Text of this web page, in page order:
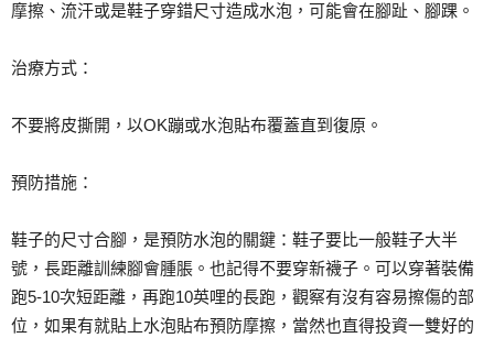
摩擦、流汗或是鞋子穿錯尺寸造成水泡，可能會在腳趾、腳踝。
治療方式：
不要將皮撕開，以OK蹦或水泡貼布覆蓋直到復原。
預防措施：
鞋子的尺寸合腳，是預防水泡的關鍵：鞋子要比一般鞋子大半
號，長距離訓練腳會腫脹。也記得不要穿新襪子。可以穿著裝備
跑5-10次短距離，再跑10英哩的長跑，觀察有沒有容易擦傷的部
位，如果有就貼上水泡貼布預防摩擦，當然也直得投資一雙好的